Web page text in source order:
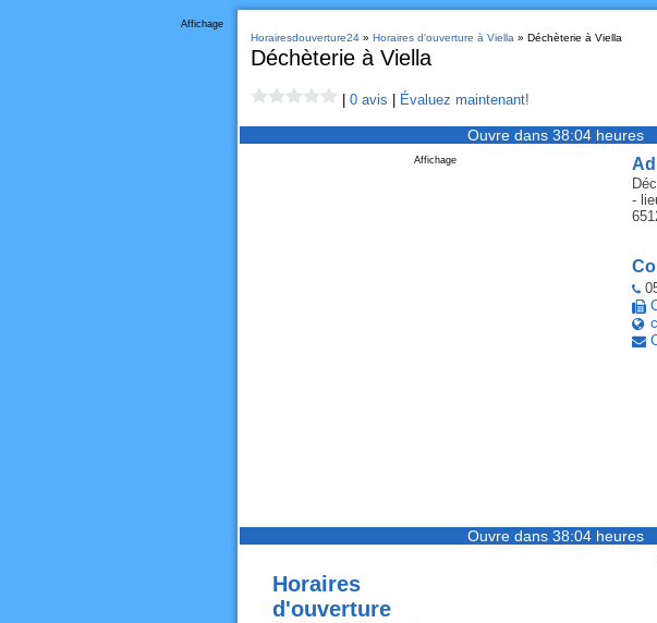
Affichage
Horairesdouverture24» Horaires d'ouverture à Viella » Déchèterie à Viella
Déchèterie à Viella
0 avis Évaluez maintenant!
Ouvre dans 38:04 heures
-
Affichage
Ouvre dans 38:04 heures
Horaires
d'ouverture